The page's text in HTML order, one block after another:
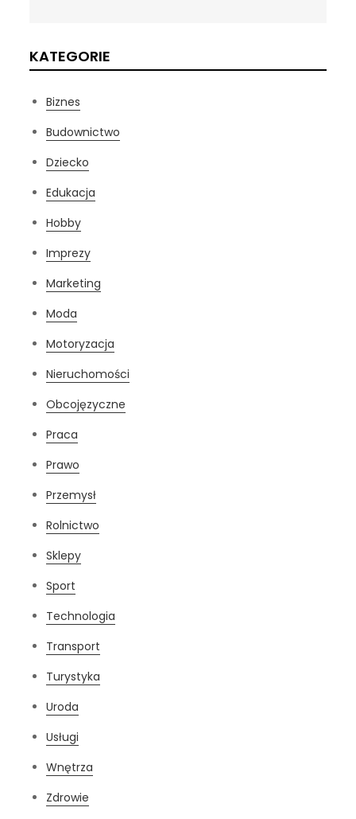
KATEGORIE
Biznes
Budownictwo
Dziecko
Edukacja
Hobby
Imprezy
Marketing
Moda
Motoryzacja
Nieruchomości
Obcojęzyczne
Praca
Prawo
Przemysł
Rolnictwo
Sklepy
Sport
Technologia
Transport
Turystyka
Uroda
Usługi
Wnętrza
Zdrowie